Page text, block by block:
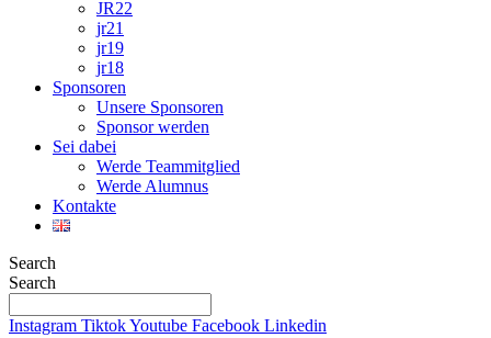
JR22
jr21
jr19
jr18
Sponsoren
Unsere Sponsoren
Sponsor werden
Sei dabei
Werde Teammitglied
Werde Alumnus
Kontakte
Search
Search
Instagram TiktokYoutube Facebook Linkedin